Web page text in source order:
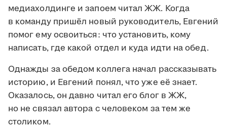
медиахолдинге и запоем читал ЖЖ. Когда
в команду пришёл новый руководитель, Евгений
помог ему освоиться: что установить, кому
написать, где какой отдел и куда идти на обед.
Однажды за обедом коллега начал рассказывать
историю, и Евгений понял, что уже её знает.
Оказалось, он давно читал его блог в ЖЖ,
но не связал автора с человеком за тем же
столиком.